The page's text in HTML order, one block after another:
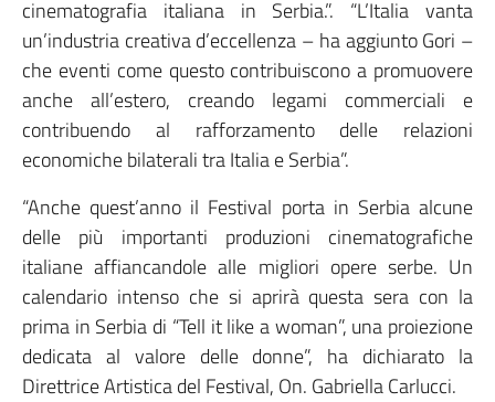
cinematografia italiana in Serbia.”. “L’Italia vanta
un’industria creativa d’eccellenza – ha aggiunto Gori –
che eventi come questo contribuiscono a promuovere
anche all’estero, creando legami commerciali e
contribuendo al rafforzamento delle relazioni
economiche bilaterali tra Italia e Serbia”.
“Anche quest’anno il Festival porta in Serbia alcune
delle più importanti produzioni cinematografiche
italiane affiancandole alle migliori opere serbe. Un
calendario intenso che si aprirà questa sera con la
prima in Serbia di “Tell it like a woman”, una proiezione
dedicata al valore delle donne”, ha dichiarato la
Direttrice Artistica del Festival, On. Gabriella Carlucci.